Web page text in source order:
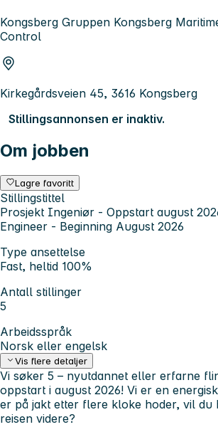
Kongsberg Gruppen Kongsberg
Control
Kirkegårdsveien 45, 3616 Kongsberg
Stillingsannonsen er inaktiv.
Om jobben
Lagre favoritt
Stillingstittel
Prosjekt Ingeniør - Oppstart august
Engineer - Beginning August 2026
Type ansettelse
Fast, heltid 100%
Antall stillinger
5
Arbeidsspråk
Norsk eller engelsk
Vis flere detaljer
Vi søker 5 – nyutdannet eller erfarne
oppstart i august 2026! Vi er en
er på jakt etter flere kloke hoder, vil du
reisen videre?